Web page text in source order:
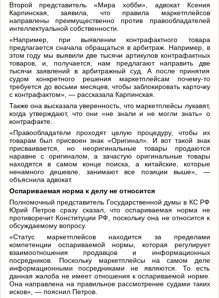
Второй представитель «Мира хобби», адвокат Ксения
Карпинская, заявила, что правила маркетплейсов
направлены преимущественно против правообладателей
интеллектуальной собственности.
«Например, при выявлении контрафактного товара
предлагается сначала обращаться в арбитраж. Например, в
этом году мы выявили две тысячи артикулов контрафактных
товаров, и, получается, нам предлагают направить две
тысячи заявлений в арбитражный суд. А после принятия
судом конкретного решения маркетплейсам почему-то
требуется до восьми месяцев, чтобы заблокировать карточку
с контрафактом», — рассказала Карпинская.
Также она высказала уверенность, что маркетплейсы лукавят,
когда утверждают, что они «не знали и не могли знать» о
контрафакте.
«Правообладатели проходят целую процедуру, чтобы их
товарам был присвоен знак «Оригинал». И вот такой знак
присваивается, но неоригинальные товары продаются
наравне с оригиналом, а зачастую оригинальные товары
находятся в самом конце поиска, а китайские, которые
ненамного дешевле, занимают все позиции выше», —
объяснила адвокат.
Оспариваемая норма к делу не относится
Полномочный представитель Государственной думы в КС РФ
Юрий Петров сразу сказал, что оспариваемая норма не
противоречит Конституции РФ, поскольку она не относится к
обсуждаемому вопросу.
«Статус маркетплейсов находится за пределами
компетенции оспариваемой нормы, которая регулирует
взаимоотношения продавцов и информационных
посредников. Поскольку маркетплейсы на самом деле
информационными посредниками не являются. То есть
данная жалоба не имеет отношения к оспариваемой норме.
Она направлена на правильное рассмотрение судами таких
исков», — пояснил Петров.